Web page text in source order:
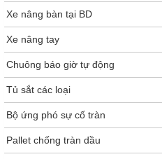
Xe nâng bàn tại BD
Xe nâng tay
Chuông báo giờ tự động
Tủ sắt các loại
Bộ ứng phó sự cố tràn
Pallet chống tràn dầu